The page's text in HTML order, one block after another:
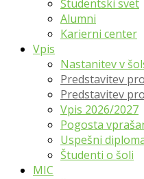
Študentski svet
Alumni
Karierni center
Vpis
Nastanitev v
Predstavitev
Predstavitev
Vpis 2026/2027
Pogosta
Uspešni
Študenti o šoli
MIC